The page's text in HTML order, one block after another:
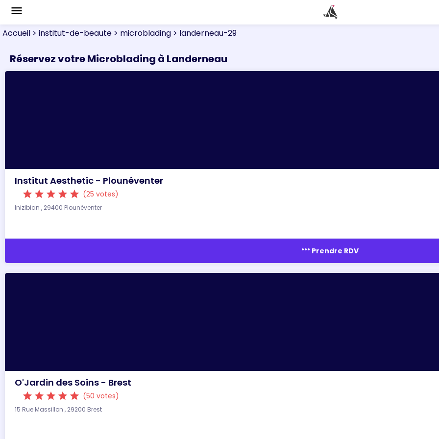
menu
Accueil > institut-de-beaute > microblading > landerneau-29
Réservez votre Microblading à Landerneau
Institut Aesthetic - Plounéventer
star star star star star (25 votes)
Inizibian , 29400 Plounéventer
more_horiz Prendre RDV
O'Jardin des Soins - Brest
star star star star star (50 votes)
15 Rue Massillon , 29200 Brest